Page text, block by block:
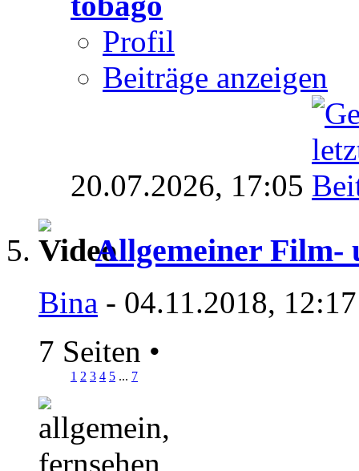
Profil
Beiträge anzeigen
20.07.2026, 17:05
Allgemeiner Film-
Bina - 04.11.2018,
7 Seiten •
1 2 3 4 5 ... 7